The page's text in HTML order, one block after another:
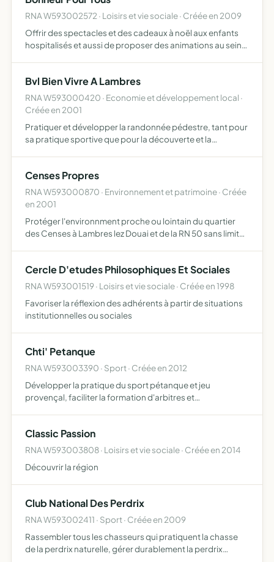
RNA W593002572 · Loisirs et vie sociale · Créée en 2009
Offrir des spectacles et des cadeaux à noël aux enfants
hospitalisés et aussi de proposer des animations au sein
Bvl Bien Vivre A Lambres
RNA W593000420 · Economie et développement local ·
Créée en 2001
Pratiquer et développer la randonnée pédestre, tant pour
sa pratique sportive que pour la découverte et la
Censes Propres
RNA W593000870 · Environnement et patrimoine · Créée
en 2001
Protéger l'environnment proche ou lointain du quartier
des Censes à Lambres lez Douai et de la RN 50 sans limite
Cercle D'etudes Philosophiques Et Sociales
RNA W593001519 · Loisirs et vie sociale · Créée en 1998
Favoriser la réflexion des adhérents à partir de situations
institutionnelles ou sociales
Chti' Petanque
RNA W593003390 · Sport · Créée en 2012
Développer la pratique du sport pétanque et jeu
provençal, faciliter la formation d'arbitres et
Classic Passion
RNA W593003808 · Loisirs et vie sociale · Créée en 2014
Découvrir la région
Club National Des Perdrix
RNA W593002411 · Sport · Créée en 2009
Rassembler tous les chasseurs qui pratiquent la chasse
de la perdrix naturelle, gérer durablement la perdrix